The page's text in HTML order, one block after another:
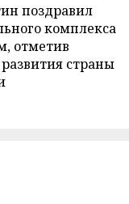
поздравил
комплекса
отметив
страны